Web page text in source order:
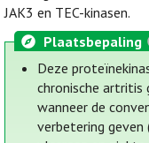
JAK3 en TEC-kinasen.
Plaatsbepaling
Deze
chronische artritis
wanneer de
verbetering geven